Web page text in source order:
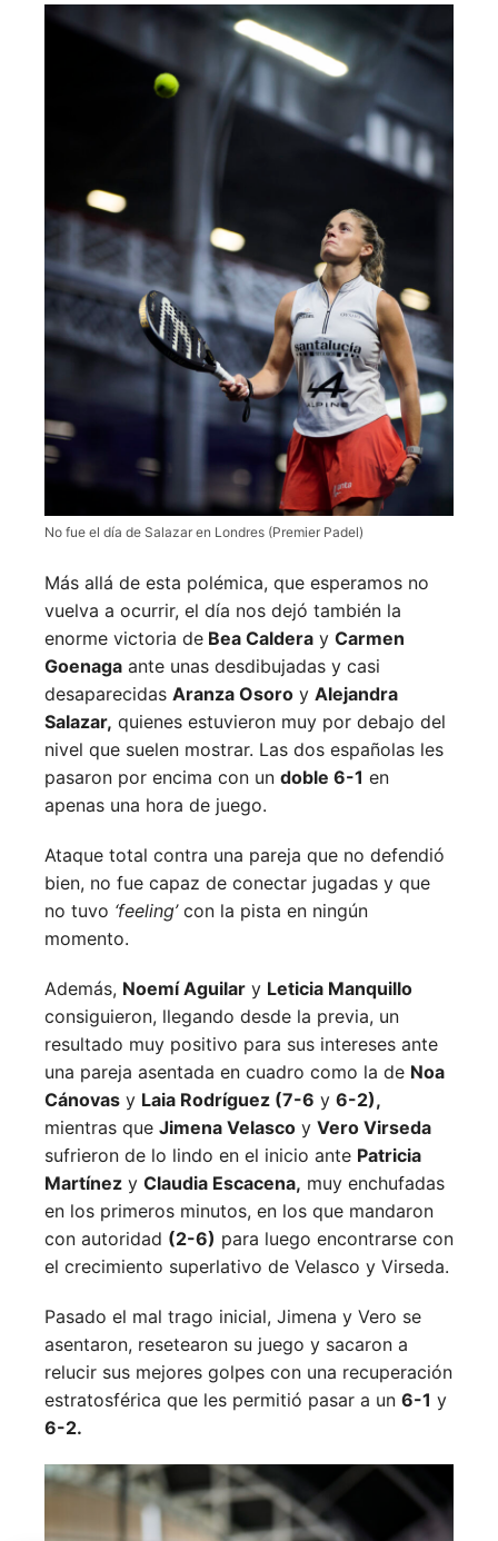
No fue el día de Salazar en Londres (Premier Padel)
Más allá de esta polémica, que esperamos no
vuelva a ocurrir, el día nos dejó también la
enorme victoria de Bea Caldera y Carmen
Goenaga ante unas desdibujadas y casi
desaparecidas Aranza Osoro y Alejandra
Salazar, quienes estuvieron muy por debajo del
nivel que suelen mostrar. Las dos españolas les
pasaron por encima con un doble 6-1 en
apenas una hora de juego.
Ataque total contra una pareja que no defendió
bien, no fue capaz de conectar jugadas y que
no tuvo ‘feeling’con la pista en ningún
momento.
Además, Noemí Aguilar y Leticia Manquillo
consiguieron, llegando desde la previa, un
resultado muy positivo para sus intereses ante
una pareja asentada en cuadro como la de Noa
Cánovas y Laia Rodríguez (7-6 y 6-2),
mientras que Jimena Velasco y Vero Virseda
sufrieron de lo lindo en el inicio ante Patricia
Martínez y Claudia Escacena, muy enchufadas
en los primeros minutos, en los que mandaron
con autoridad (2-6) para luego encontrarse con
el crecimiento superlativo de Velasco y Virseda.
Pasado el mal trago inicial, Jimena y Vero se
asentaron, resetearon su juego y sacaron a
relucir sus mejores golpes con una recuperación
estratosférica que les permitió pasar a un 6-1 y
6-2.